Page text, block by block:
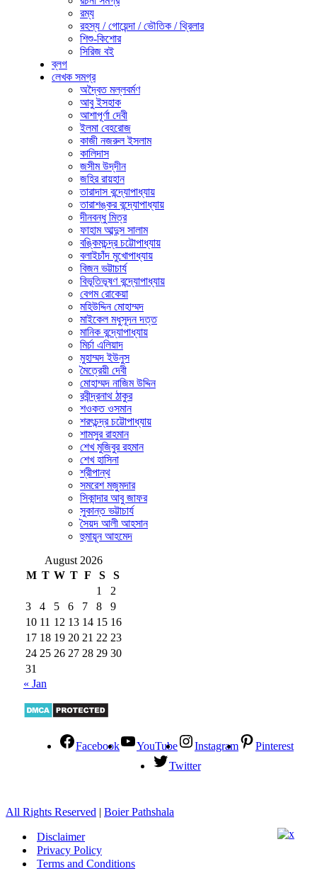
রম্য
রহস্য / গোয়েন্দা / ভৌতিক / থ্রিলার
শিশু-কিশোর
সিরিজ বই
ব্লগ
লেখক সমগ্র
অদ্বৈত মল্লবর্মণ
আবু ইসহাক
আশাপূর্ণা দেবী
ইলমা বেহরোজ
কাজী নজরুল ইসলাম
কালিদাস
জসীম উদ্‌দীন
জহির রায়হান
তারাদাস বন্দ্যোপাধ্যায়
তারাশঙ্কর বন্দ্যোপাধ্যায়
দীনবন্ধু মিত্র
ফাহাম আব্দুস সালাম
বঙ্কিমচন্দ্র চট্টোপাধ্যায়
বলাইচাঁদ মুখোপাধ্যায়
বিজন ভট্টাচার্য
বিভূতিভূষণ বন্দ্যোপাধ্যায়
বেগম রোকেয়া
মহিউদ্দিন মোহাম্মদ
মাইকেল মধুসূদন দত্ত
মানিক বন্দ্যোপাধ্যায়
মির্চা এলিয়াদ
মুহাম্মদ ইউনুস
মৈত্রেয়ী দেবী
মোহাম্মদ নাজিম উদ্দিন
রবীন্দ্রনাথ ঠাকুর
শওকত ওসমান
শরৎচন্দ্র চট্টোপাধ্যায়
শামসুর রাহমান
শেখ মুজিবুর রহমান
শেখ হাসিনা
শ্রীপান্থ
সমরেশ মজুমদার
সিকান্দার আবু জাফর
সুকান্ত ভট্টাচার্য
সৈয়দ আলী আহসান
হুমায়ূন আহমেদ
August 2026
M T W T F S
S
1
2
3
4 5 6 7 8
9
10 11 12 13 14 15 16
17 18 19 20 21 22 23
24 25 26 27 28 29 30
31
« Jan
Facebook YouTube Instagram
Pinterest
Twitter
All Rights Reserved | Boier Pathshala
Disclaimer
Privacy Policy
Terms and Conditions